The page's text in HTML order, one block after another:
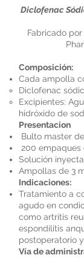
Diclofenac
Fabricado
Composición:
Cada ampolla
Diclofenac
Excipientes:
hidróxido de
Presentacion
Bulto master
200 empaques
Solución
Ampollas de 3
Indicaciones:
Tratamiento a
agudo en
como artritis
espondilitis
postoperatorio
Vía de